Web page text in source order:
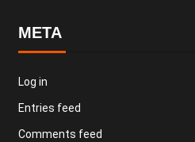
META
Log in
Entries feed
Comments feed